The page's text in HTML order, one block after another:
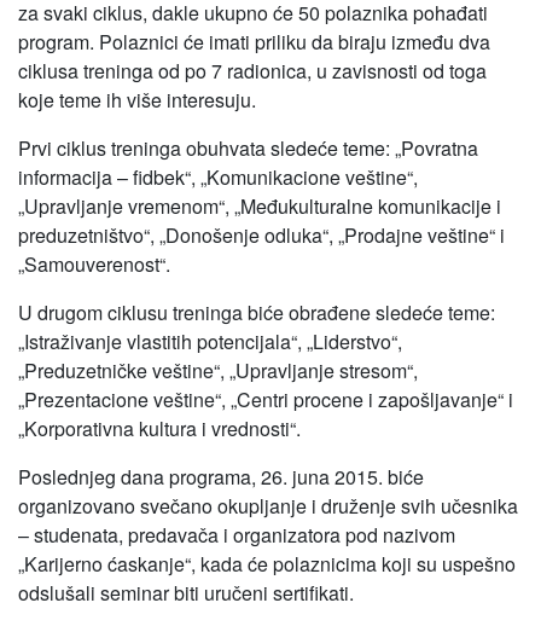
za svaki ciklus, dakle ukupno će 50 polaznika pohađati
program. Polaznici će imati priliku da biraju između dva
ciklusa treninga od po 7 radionica, u zavisnosti od toga
koje teme ih više interesuju.
Prvi ciklus treninga obuhvata sledeće teme: „Povratna
informacija – fidbek“, „Komunikacione veštine“,
„Upravljanje vremenom“, „Međukulturalne komunikacije i
preduzetništvo“, „Donošenje odluka“, „Prodajne veštine“ i
„Samouverenost“.
U drugom ciklusu treninga biće obrađene sledeće teme:
„Istraživanje vlastitih potencijala“, „Liderstvo“,
„Preduzetničke veštine“, „Upravljanje stresom“,
„Prezentacione veštine“, „Centri procene i zapošljavanje“ i
„Korporativna kultura i vrednosti“.
Poslednjeg dana programa, 26. juna 2015. biće
organizovano svečano okupljanje i druženje svih učesnika
– studenata, predavača i organizatora pod nazivom
„Karijerno ćaskanje“, kada će polaznicima koji su uspešno
odslušali seminar biti uručeni sertifikati.